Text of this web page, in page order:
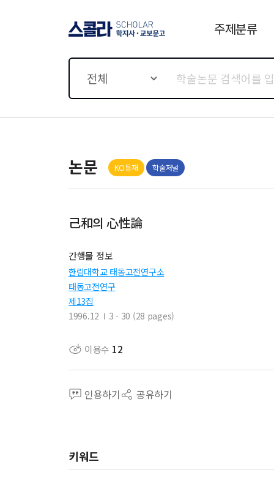
주제분류
전체
논문 KCI등재 학술저널
己和의 心性論
간행물 정보
한림대학교 태동고전연구소
태동고전연구
제13집
1996.12
3 - 30 (28 pages)
이용수 12
인용하기 공유하기
키워드